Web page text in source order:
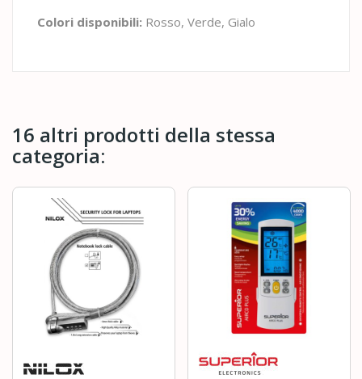
Colori disponibili: Rosso, Verde, Gialo
16 altri prodotti della stessa
categoria: